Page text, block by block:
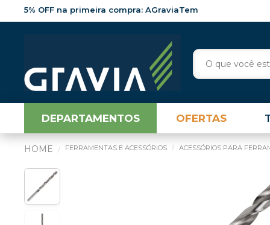
5% OFF na primeira compra: AGraviaTem
DEPARTAMENTOS OFERTAS
FERRAMENTAS E ACESSÓRIOS ACESSÓRIOS PARA